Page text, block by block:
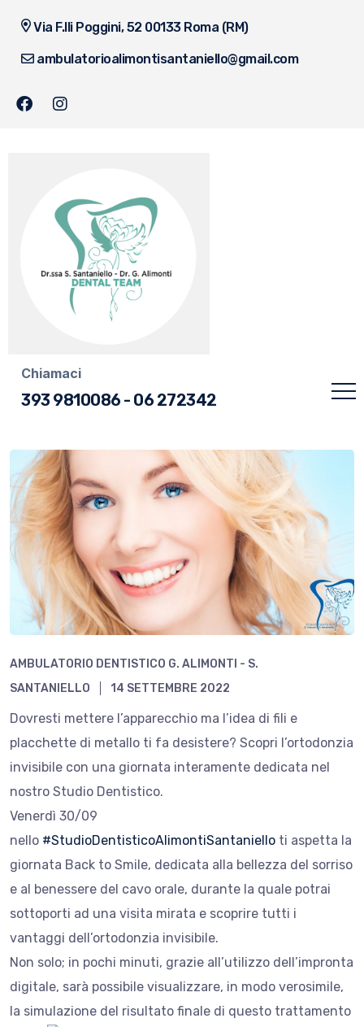
Via F.lli Poggini, 52 00133 Roma (RM)
ambulatorioalimontisantaniello@gmail.com
Chiamaci
393 9810086 - 06 272342
AMBULATORIO DENTISTICO G. ALIMONTI - S.
SANTANIELLO
14 SETTEMBRE 2022
Dovresti mettere l’apparecchio ma l’idea di fili e
placchette di metallo ti fa desistere? Scopri l’ortodonzia
invisibile con una giornata interamente dedicata nel
nostro Studio Dentistico.
Venerdì 30/09
nello #StudioDentisticoAlimontiSantaniello ti aspetta la
giornata Back to Smile, dedicata alla bellezza del sorriso
e al benessere del cavo orale, durante la quale potrai
sottoporti ad una visita mirata e scoprire tutti i
vantaggi dell’ortodonzia invisibile.
Non solo; in pochi minuti, grazie all’utilizzo dell’impronta
digitale, sarà possibile visualizzare, in modo verosimile,
la simulazione del risultato finale di questo trattamento